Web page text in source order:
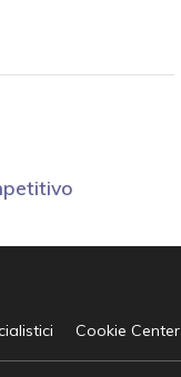
Cookie Center